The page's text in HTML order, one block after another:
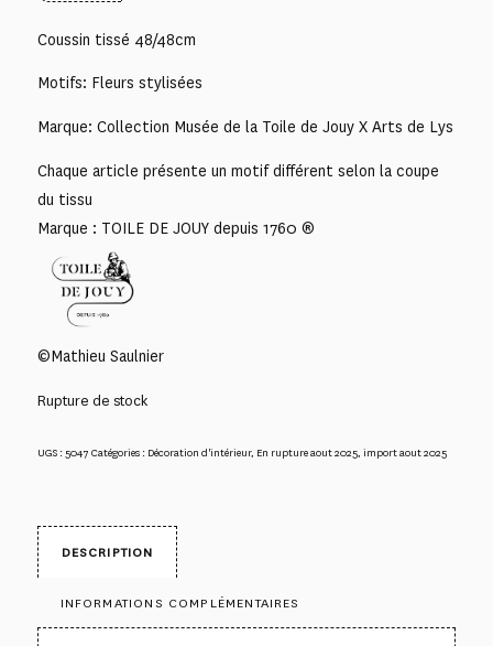
Coussin tissé 48/48cm
Motifs: Fleurs stylisées
Marque: Collection Musée de la Toile de Jouy X Arts de Lys
Chaque article présente un motif différent selon la coupe
du tissu
Marque : TOILE DE JOUY depuis 1760 ®
©Mathieu Saulnier
Rupture de stock
UGS : 5047 Catégories : Décoration d'intérieur, En rupture aout 2025, import aout 2025
DESCRIPTION
INFORMATIONS COMPLÉMENTAIRES